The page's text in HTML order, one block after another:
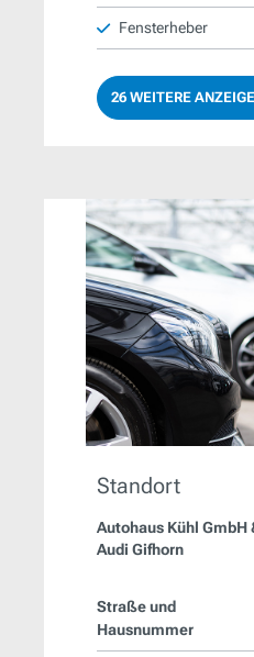
Fensterheber
26 WEITERE
Standort
Autohaus Kühl GmbH
Audi Gifhorn
Straße und
Hausnummer